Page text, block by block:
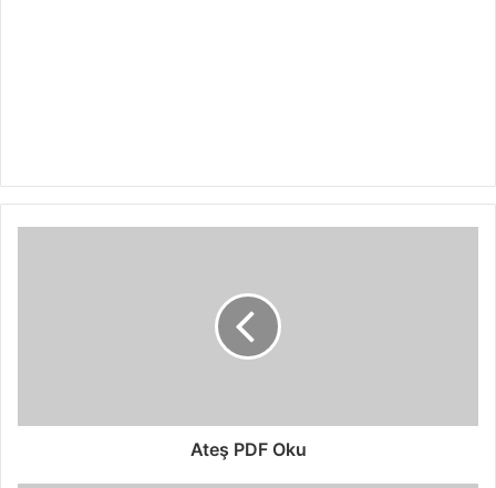
Ateş PDF Oku